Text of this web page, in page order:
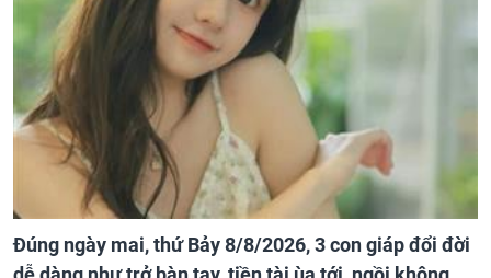
Đúng ngày mai, thứ Bảy 8/8/2026, 3 con giáp đổi đời